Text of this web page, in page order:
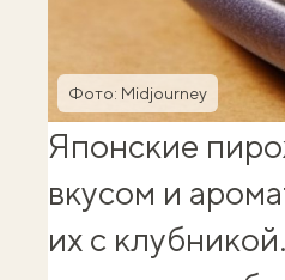
Фото: Midjourney
Японские
вкусом и
их с